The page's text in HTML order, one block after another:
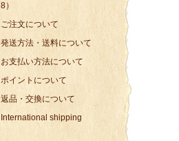
8）
ご注文について
発送方法・送料について
お支払い方法について
ポイントについて
返品・交換について
International shipping